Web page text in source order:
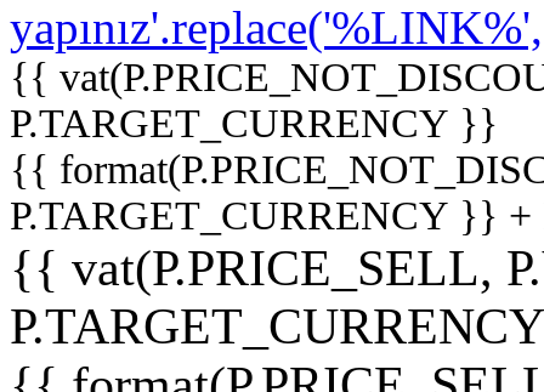
{{
P.TARGET_CURRENCY }}
{{
P.TARGET_CURRENCY }}
{{ vat(P.PRICE_SELL,